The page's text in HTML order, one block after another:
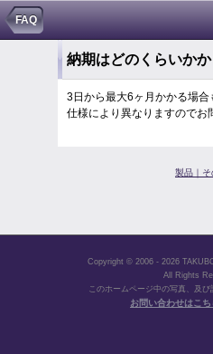
FAQ
納期はどのくらいか
（防爆モータ）
3日から最大6ヶ月かかる場合
仕様により異なりますのでお
製品｜そ
Copyright © 2006 - 2026
All Rights
このホームページ中の写真、及び
お問い合わせはこち